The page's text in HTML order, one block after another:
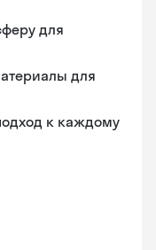
для
для
к каждому